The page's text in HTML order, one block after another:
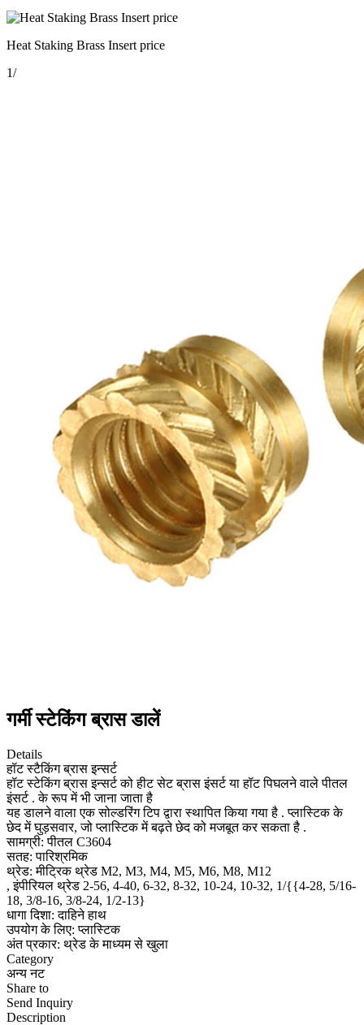
Heat Staking Brass Insert price
1/
गर्मी स्टेकिंग ब्रास डालें
Details
हॉट स्टैकिंग ब्रास इन्सर्ट
हॉट स्टेकिंग ब्रास इन्सर्ट को हीट सेट ब्रास इंसर्ट या हॉट पिघलने वाले पीतल
इंसर्ट . के रूप में भी जाना जाता है
यह डालने वाला एक सोल्डरिंग टिप द्वारा स्थापित किया गया है . प्लास्टिक के
छेद में घुड़सवार, जो प्लास्टिक में बढ़ते छेद को मजबूत कर सकता है .
सामग्री: पीतल C3604
सतह: पारिश्रमिक
थ्रेड: मीट्रिक थ्रेड M2, M3, M4, M5, M6, M8, M12
, इंपीरियल थ्रेड 2-56, 4-40, 6-32, 8-32, 10-24, 10-32, 1/{{4-28, 5/16-
18, 3/8-16, 3/8-24, 1/2-13}
धागा दिशा: दाहिने हाथ
उपयोग के लिए: प्लास्टिक
अंत प्रकार: थ्रेड के माध्यम से खुला
Category
अन्य नट
Share to
Send Inquiry
Description